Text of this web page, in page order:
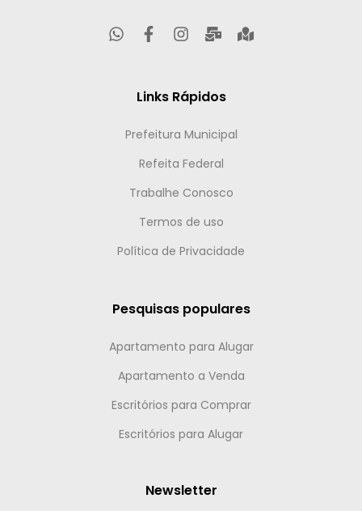
Links Rápidos
Prefeitura Municipal
Refeita Federal
Trabalhe Conosco
Termos de uso
Política de Privacidade
Pesquisas populares
Apartamento para Alugar
Apartamento a Venda
Escritórios para Comprar
Escritórios para Alugar
Newsletter